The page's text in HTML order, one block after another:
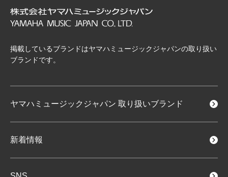
掲載しているブランドはヤマハミュージックジャパンの取り扱い
ブランドです。
ヤマハミュージックジャパン 取り扱いブランド
新着情報